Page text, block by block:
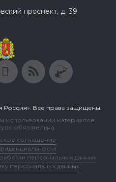
проспект, д. 39
Россия». Все права защищены.
использовании материалов
обязательна.
соглашение
персональных данных
персональных данных